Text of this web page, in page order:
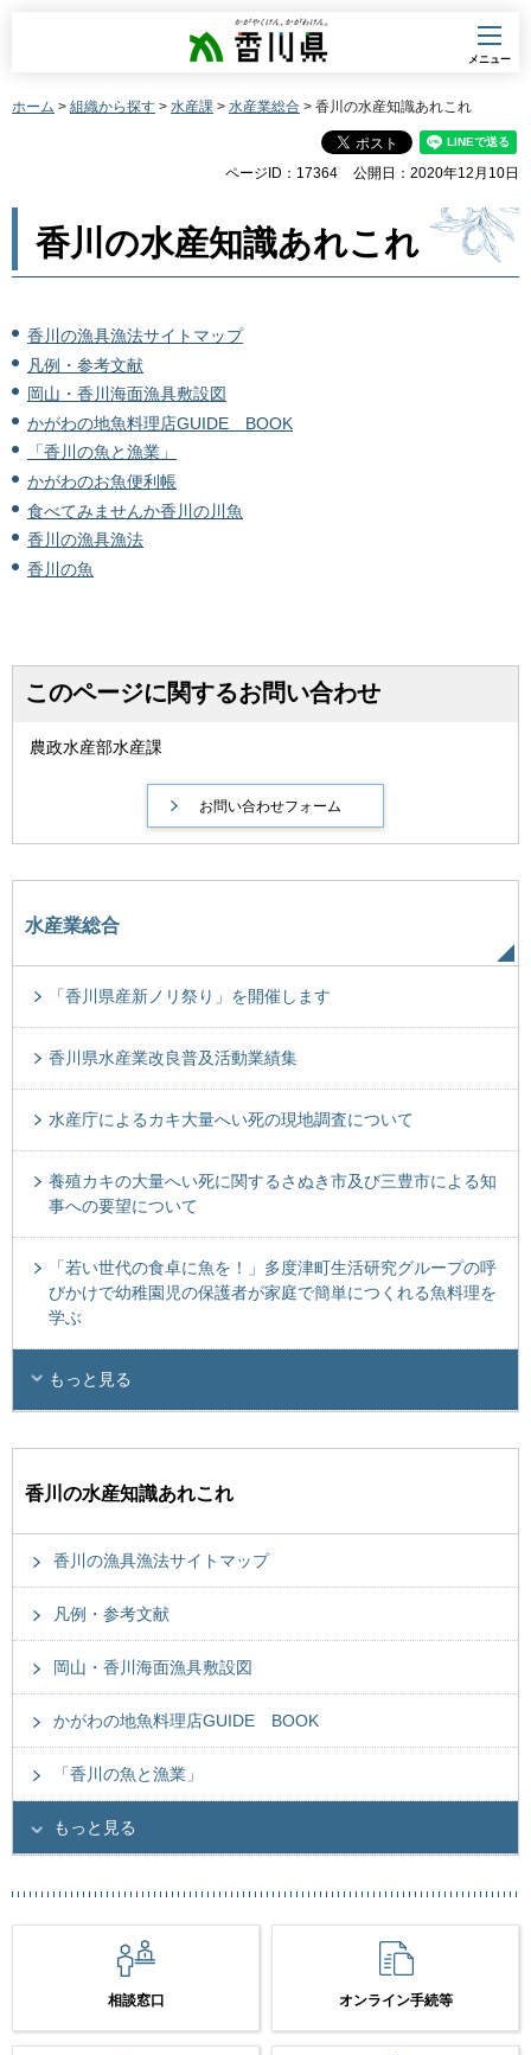
香川県
メニュー
ホーム > 組織から探す > 水産課 > 水産業総合 > 香川の水産知識あれこれ
ページID：17364 公開日：2020年12月10日
香川の水産知識あれこれ
香川の漁具漁法サイトマップ
凡例・参考文献
岡山・香川海面漁具敷設図
かがわの地魚料理店GUIDE BOOK
「香川の魚と漁業」
かがわのお魚便利帳
食べてみませんか香川の川魚
香川の漁具漁法
香川の魚
このページに関するお問い合わせ
農政水産部水産課
水産業総合
「香川県産新ノリ祭り」を開催します
香川県水産業改良普及活動業績集
水産庁によるカキ大量へい死の現地調査について
養殖カキの大量へい死に関するさぬき市及び三豊市による知
事への要望について
「若い世代の食卓に魚を！」多度津町生活研究グループの呼
びかけで幼稚園児の保護者が家庭で簡単につくれる魚料理を
学ぶ
もっと見る
香川の水産知識あれこれ
香川の漁具漁法サイトマップ
凡例・参考文献
岡山・香川海面漁具敷設図
かがわの地魚料理店GUIDE BOOK
「香川の魚と漁業」
もっと見る
相談窓口 オンライン手続等